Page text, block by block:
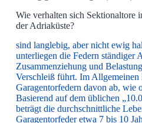
Wie verhalten sich Sektionaltore
der Adriaküste?
sind langlebig, aber nicht ewig
unterliegen die Federn ständiger
Zusammenziehung und
Verschleiß führt. Im Allgemeinen
Garagentorfedern davon ab, wie
Basierend auf dem üblichen
beträgt die durchschnittliche
Garagentorfeder etwa 7 bis 10